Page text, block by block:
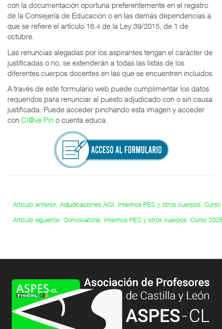
con la documentación oportuna preferentemente en el registro
de la Consejería de Educación o en las demás dependencias a
que se refiere el artículo 16.4 de la Ley 39/2015, de 1 de
octubre.
Las renuncias alegadas por los aspirantes tengan el carácter de
justificadas o no, se extenderán a todas las listas de los
diferentes cuerpos docentes en las que se encuentren incluidos.
A través de este formulario web puede cumplimentar los datos
requeridos para renunciar al puesto adjudicado con o sin causa
justificada. Puede acceder pinchando esta imagen y acceder
con Cl@ve Pin o cuenta educa.
Artículo anterior: Adjudicaciones AISI. Interinos PES y otros cuerpos:
Artículo siguiente: Convocatoria. Interinos PES y otros cuerpos: Curso